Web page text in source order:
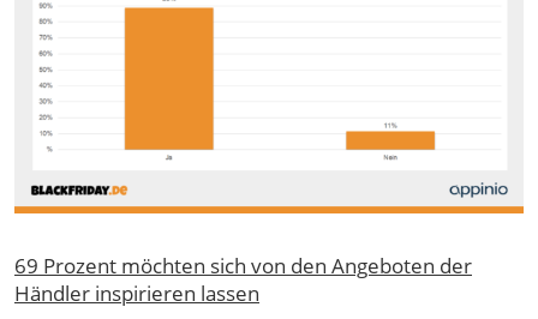
69 Prozent möchten sich von den Angeboten der
Händler inspirieren lassen